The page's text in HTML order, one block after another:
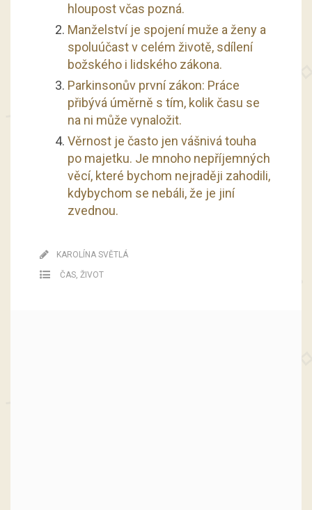
hloupost včas pozná.
Manželství je spojení muže a ženy a
spoluúčast v celém životě, sdílení
božského i lidského zákona.
Parkinsonův první zákon: Práce
přibývá úměrně s tím, kolik času se
na ni může vynaložit.
Věrnost je často jen vášnivá touha
po majetku. Je mnoho nepříjemných
věcí, které bychom nejraději zahodili,
kdybychom se nebáli, že je jiní
zvednou.
KAROLÍNA SVĚTLÁ
ČAS, ŽIVOT